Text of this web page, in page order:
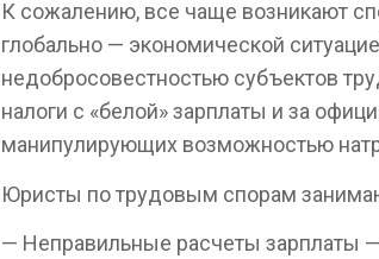
К сожалению, все чаще возникают
глобально — экономической
недобросовестностью субъектов
налоги с «белой» зарплаты и за
манипулирующих возможностью
Юристы по трудовым спорам
— Неправильные расчеты зарплаты —